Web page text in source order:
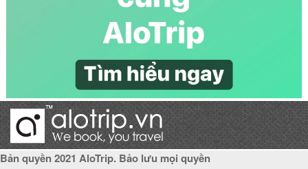
Cách làm bánh bèo Nghệ An đúng vị Nghệ An
Top 5 danh lam thắng cảnh Đà Nẵng hấp dẫn
khách du lịch
Bản quyền 2021 AloTrip. Bảo lưu mọi quyền